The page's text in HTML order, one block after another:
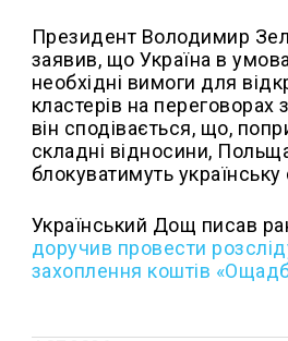
Президент Володимир
заявив, що Україна в
необхідні вимоги для
кластерів на переговорах
він сподівається, що,
складні відносини,
блокуватимуть українську
Український Дощ писав
доручив провести
захоплення коштів